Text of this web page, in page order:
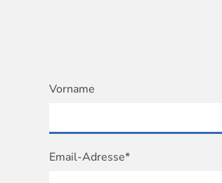
Vorname
Email-Adresse*